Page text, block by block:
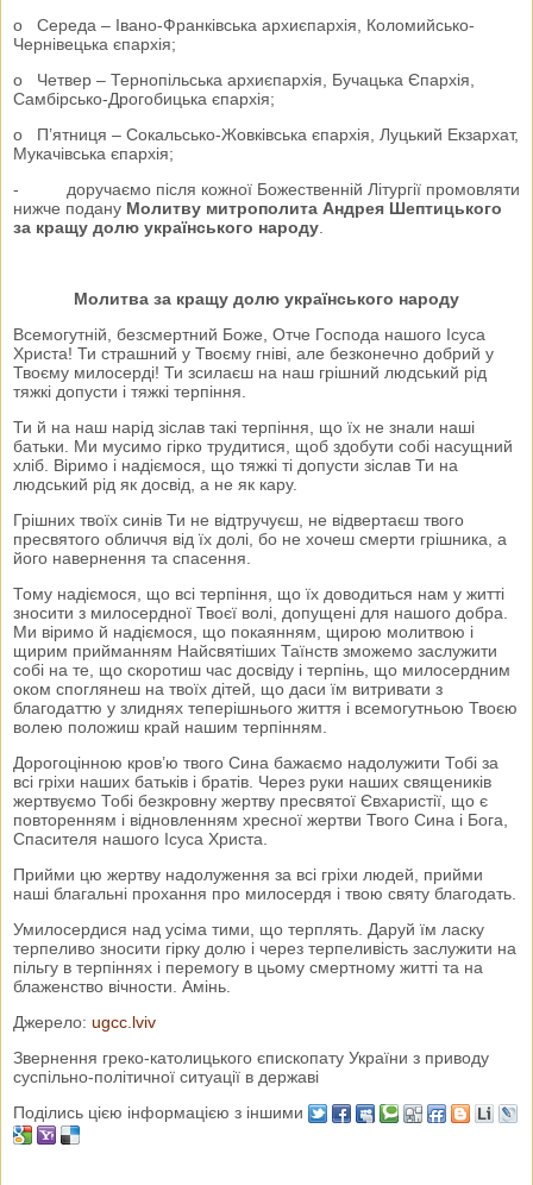
o Середа – Івано-Франківська архиєпархія, Коломийсько-
Чернівецька єпархія;
o Четвер – Тернопільська архиєпархія, Бучацька Єпархія,
Самбірсько-Дрогобицька єпархія;
o П’ятниця – Сокальсько-Жовківська єпархія, Луцький Екзархат,
Мукачівська єпархія;
- доручаємо після кожної Божественній Літургії промовляти
нижче подану Молитву митрополита Андрея Шептицького
за кращу долю українського народу
Молитва за кращу долю українського народу
Всемогутній, безсмертний Боже, Отче Господа нашого Ісуса
Христа! Ти страшний у Твоєму гніві, але безконечно добрий у
Твоєму милосерді! Ти зсилаєш на наш грішний людський рід
тяжкі допусти і тяжкі терпіння.
Ти й на наш нарід зіслав такі терпіння, що їх не знали наші
батьки. Ми мусимо гірко трудитися, щоб здобути собі насущний
хліб. Віримо і надіємося, що тяжкі ті допусти зіслав Ти на
людський рід як досвід, а не як кару.
Грішних твоїх синів Ти не відтручуєш, не відвертаєш твого
пресвятого обличчя від їх долі, бо не хочеш смерти грішника, а
його навернення та спасення.
Тому надіємося, що всі терпіння, що їх доводиться нам у житті
зносити з милосердної Твоєї волі, допущені для нашого добра.
Ми віримо й надіємося, що покаянням, щирою молитвою і
щирим прийманням Найсвятіших Таїнств зможемо заслужити
собі на те, що скоротиш час досвіду і терпінь, що милосердним
оком споглянеш на твоїх дітей, що даси їм витривати з
благодаттю у злиднях теперішнього життя і всемогутньою Твоєю
волею положиш край нашим терпінням.
Дорогоцінною кров’ю твого Сина бажаємо надолужити Тобі за
всі гріхи наших батьків і братів. Через руки наших священиків
жертвуємо Тобі безкровну жертву пресвятої Євхаристії, що є
повторенням і відновленням хресної жертви Твого Сина і Бога,
Спасителя нашого Ісуса Христа.
Прийми цю жертву надолуження за всі гріхи людей, прийми
наші благальні прохання про милосердя і твою святу благодать.
Умилосердися над усіма тими, що терплять. Даруй їм ласку
терпеливо зносити гірку долю і через терпеливість заслужити на
пільгу в терпіннях і перемогу в цьому смертному житті та на
блаженство вічности. Амінь.
Джерело: ugcc.lviv
Звернення греко-католицького єпископату України з приводу
суспільно-політичної ситуації в державі
Поділись цією інформацією з іншими